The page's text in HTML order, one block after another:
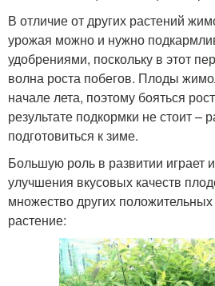
В отличие от других растений
урожая можно и нужно
удобрениями, поскольку в этот
волна роста побегов. Плоды
начале лета, поэтому бояться
результате подкормки не стоит –
подготовиться к зиме.
Большую роль в развитии играет
улучшения вкусовых качеств
множество других
растение: